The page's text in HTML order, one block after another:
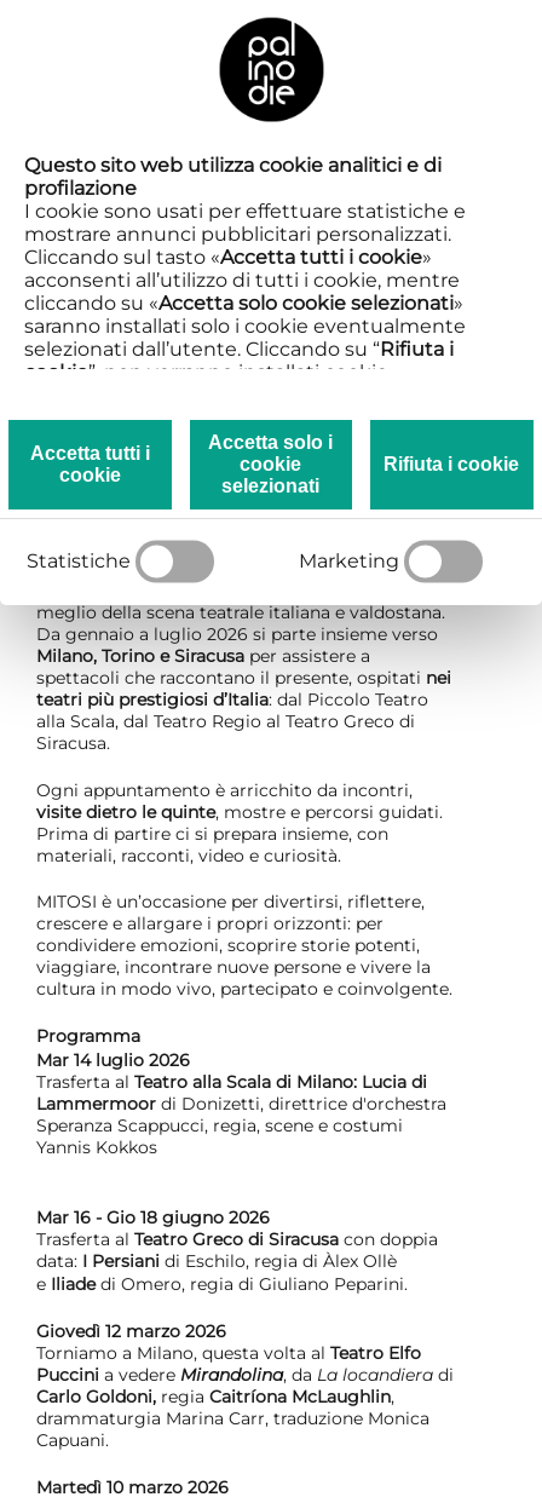
Questo sito web utilizza cookie analitici e di
profilazione
I cookie sono usati per effettuare statistiche e
mostrare annunci pubblicitari personalizzati.
Cliccando sul tasto «Accetta tutti i cookie»
acconsenti all’utilizzo di tutti i cookie, mentre
cliccando su «Accetta solo cookie selezionati»
saranno installati solo i cookie eventualmente
selezionati dall’utente. Cliccando su “Rifiuta i
cookie”, non verranno installati cookie.
dettaglio i singoli cookie e le terze parti che
installano i cookie tramite il presente sito.
Clicca qui per visualizzare la Privacy e Cookie
Accetta tutti i
cookie
Accetta solo i
cookie
selezionati
Rifiuta i cookie
Statistiche Marketing
Moltiplicazioni cellulari tra Aosta,
Milano, Torino e Siracusa
Milano, Torino, Aosta e Siracusa
È in partenza
, un nuovo progetto di
visione di spettacoli: attraversiamo
città per andare a teatro insieme, confrontarci e
riportare a casa nuove domande.
MITOSI è un viaggio immersivo per scoprire il
meglio della scena teatrale italiana e valdostana.
Da gennaio a luglio 2026 si parte insieme verso
Milano, Torino e Siracusa per assistere a
spettacoli che raccontano il presente, ospitati nei
teatri più prestigiosi d’Italia: dal Piccolo Teatro
alla Scala, dal Teatro Regio al Teatro Greco di
Siracusa.
Ogni appuntamento è arricchito da incontri,
visite dietro le quinte, mostre e percorsi guidati.
Prima di partire ci si prepara insieme, con
materiali, racconti, video e curiosità.
MITOSI è un’occasione per divertirsi, riflettere,
crescere e allargare i propri orizzonti: per
condividere emozioni, scoprire storie potenti,
viaggiare, incontrare nuove persone e vivere la
cultura in modo vivo, partecipato e coinvolgente.
Programma
Mar 14 luglio 2026
Trasferta al Teatro alla Scala di Milano: Lucia di
Lammermoor di Donizetti, direttrice d'orchestra
Speranza Scappucci, regia, scene e costumi
Yannis Kokkos
Mar 16 - Gio 18 giugno 2026
Trasferta al Teatro Greco di Siracusa con doppia
data: I Persiani di Eschilo, regia di Àlex Ollè
e Iliadedi Omero, regia di Giuliano Peparini.
Giovedì 12 marzo 2026
Torniamo a Milano, questa volta al Teatro Elfo
Puccini a vedere Mirandolina, da La locandiera di
Carlo Goldoni, regia Caitríona McLaughlin,
drammaturgia Marina Carr, traduzione Monica
Capuani.
Martedì 10 marzo 2026